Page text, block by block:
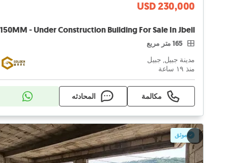
USD 230,000
165 متر مربع
مدينة جبيل, جبيل
منذ ١٩ ساعة
مكالمة المحادثه
موثق